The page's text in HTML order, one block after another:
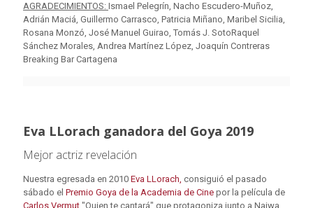
AGRADECIMIENTOS: Ismael Pelegrín, Nacho Escudero-Muñoz,
Adrián Maciá, Guillermo Carrasco, Patricia Miñano, Maribel Sicilia,
Rosana Monzó, José Manuel Guirao, Tomás J. SotoRaquel
Sánchez Morales, Andrea Martínez López, Joaquín Contreras
Breaking Bar Cartagena
Eva LLorach ganadora del Goya 2019
Mejor actriz revelación
Nuestra egresada en 2010 Eva LLorach, consiguió el pasado
sábado el Premio Goya de la Academia de Cine por la película de
Carlos Vermut "Quien te cantará" que protagoniza junto a Najwa